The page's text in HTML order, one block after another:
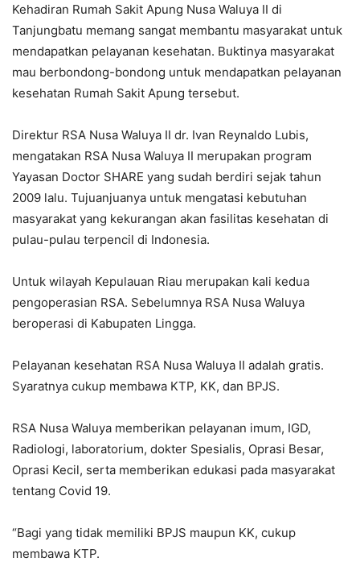
Kehadiran Rumah Sakit Apung Nusa Waluya II di
Tanjungbatu memang sangat membantu masyarakat untuk
mendapatkan pelayanan kesehatan. Buktinya masyarakat
mau berbondong-bondong untuk mendapatkan pelayanan
kesehatan Rumah Sakit Apung tersebut.
Direktur RSA Nusa Waluya II dr. Ivan Reynaldo Lubis,
mengatakan RSA Nusa Waluya II merupakan program
Yayasan Doctor SHARE yang sudah berdiri sejak tahun
2009 lalu. Tujuanjuanya untuk mengatasi kebutuhan
masyarakat yang kekurangan akan fasilitas kesehatan di
pulau-pulau terpencil di Indonesia.
Untuk wilayah Kepulauan Riau merupakan kali kedua
pengoperasian RSA. Sebelumnya RSA Nusa Waluya
beroperasi di Kabupaten Lingga.
Pelayanan kesehatan RSA Nusa Waluya II adalah gratis.
Syaratnya cukup membawa KTP, KK, dan BPJS.
RSA Nusa Waluya memberikan pelayanan imum, IGD,
Radiologi, laboratorium, dokter Spesialis, Oprasi Besar,
Oprasi Kecil, serta memberikan edukasi pada masyarakat
tentang Covid 19.
“Bagi yang tidak memiliki BPJS maupun KK, cukup
membawa KTP.